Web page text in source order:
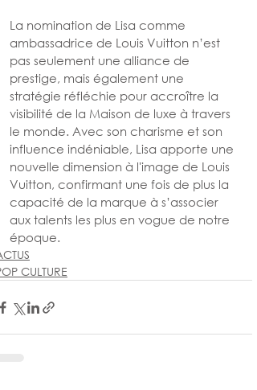
La nomination de Lisa comme
ambassadrice de Louis Vuitton n’est
pas seulement une alliance de
prestige, mais également une
stratégie réfléchie pour accroître la
visibilité de la Maison de luxe à travers
le monde. Avec son charisme et son
influence indéniable, Lisa apporte une
nouvelle dimension à l'image de Louis
Vuitton, confirmant une fois de plus la
capacité de la marque à s’associer
aux talents les plus en vogue de notre
époque.
CULTURE